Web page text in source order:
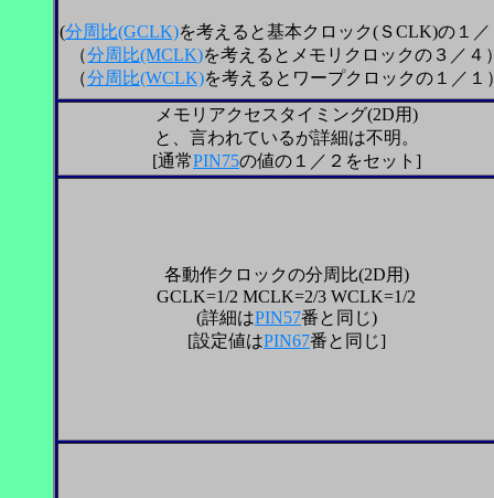
(分周比(GCLK)を考えると基本クロック(ＳCLK)の１／
（分周比(MCLK)を考えるとメモリクロックの３／４
（分周比(WCLK)を考えるとワープクロックの１／１
メモリアクセスタイミング(2D用)
と、言われているが詳細は不明。
[通常PIN75の値の１／２をセット]
各動作クロックの分周比(2D用)
GCLK=1/2 MCLK=2/3 WCLK=1/2
(詳細はPIN57番と同じ)
[設定値はPIN67番と同じ]